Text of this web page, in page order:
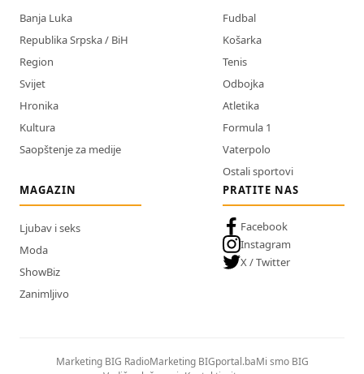
Banja Luka
Republika Srpska / BiH
Region
Svijet
Hronika
Kultura
Saopštenje za medije
Fudbal
Košarka
Tenis
Odbojka
Atletika
Formula 1
Vaterpolo
Ostali sportovi
MAGAZIN
Ljubav i seks
Moda
ShowBiz
Zanimljivo
PRATITE NAS
Facebook
Instagram
X / Twitter
Marketing BIG RadioMarketing BIGportal.baMi smo BIG